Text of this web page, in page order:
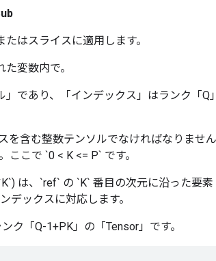
はスライスに適用します。
変数内で。
」であり、「インデックス」はランク「Q
を含む整数テンソルでなければなりませ
こで `0 < K <= P` です。
は、`ref` の `K` 番目の次元に沿った要
デックスに対応します。
ク「Q-1+PK」の「Tensor」です。